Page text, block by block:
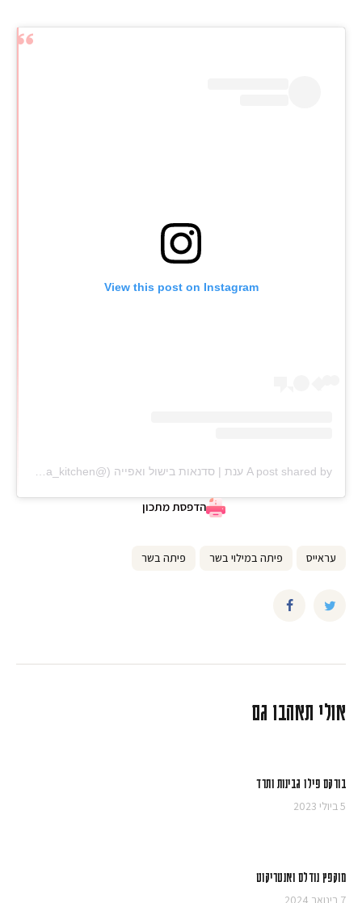
View this post on Instagram
הדפסת מתכון
עראייס פיתה במילוי בשר פיתה בשר
אולי תאהבו גם
בורקס פילו גבינות ותרד
5 ביולי 2023
מוקפץ נודלס ואנטריקוט
7 בינואר 2024